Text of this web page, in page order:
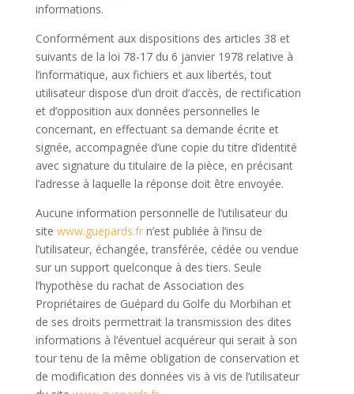
informations.
Conformément aux dispositions des articles 38 et
suivants de la loi 78-17 du 6 janvier 1978 relative à
l’informatique, aux fichiers et aux libertés, tout
utilisateur dispose d’un droit d’accès, de rectification
et d’opposition aux données personnelles le
concernant, en effectuant sa demande écrite et
signée, accompagnée d’une copie du titre d’identité
avec signature du titulaire de la pièce, en précisant
l’adresse à laquelle la réponse doit être envoyée.
Aucune information personnelle de l’utilisateur du
site www.guepards.frn’est publiée à l’insu de
l’utilisateur, échangée, transférée, cédée ou vendue
sur un support quelconque à des tiers. Seule
l’hypothèse du rachat de Association des
Propriétaires de Guépard du Golfe du Morbihan et
de ses droits permettrait la transmission des dites
informations à l’éventuel acquéreur qui serait à son
tour tenu de la même obligation de conservation et
de modification des données vis à vis de l’utilisateur